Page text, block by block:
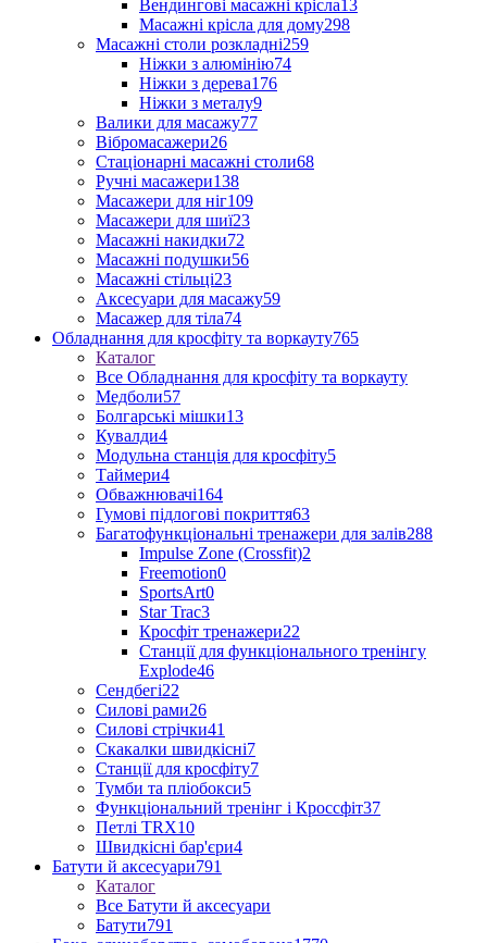
Вендингові масажні крісла13
Масажні крісла для дому298
Масажні столи розкладні259
Ніжки з алюмінію74
Ніжки з дерева176
Ніжки з металу9
Валики для масажу77
Вібромасажери26
Стаціонарні масажні столи68
Ручні масажери138
Масажери для ніг109
Масажери для шиї23
Масажні накидки72
Масажні подушки56
Масажні стільці23
Аксесуари для масажу59
Масажер для тіла74
Обладнання для кросфіту та воркауту765
Каталог
Все Обладнання для кросфіту та воркауту
Медболи57
Болгарські мішки13
Кувалди4
Модульна станція для кросфіту5
Таймери4
Обважнювачі164
Гумові підлогові покриття63
Багатофункціональні тренажери для залів288
Impulse Zone (Crossfit)2
Freemotion0
SportsArt0
Star Trac3
Кросфіт тренажери22
Станції для функціонального тренінгу
Explode46
Сендбегі22
Силові рами26
Силові стрічки41
Скакалки швидкісні7
Станції для кросфіту7
Тумби та пліобокси5
Функціональний тренінг і Кроссфіт37
Петлі TRX10
Швидкісні бар'єри4
Батути й аксесуари791
Каталог
Все Батути й аксесуари
Батути791